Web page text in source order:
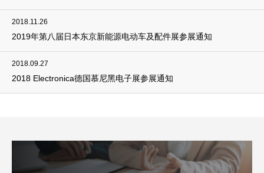
2018.11.26
2019年第八届日本东京新能源电动车及配件展参展通知
2018.09.27
2018 Electronica德国慕尼黑电子展参展通知